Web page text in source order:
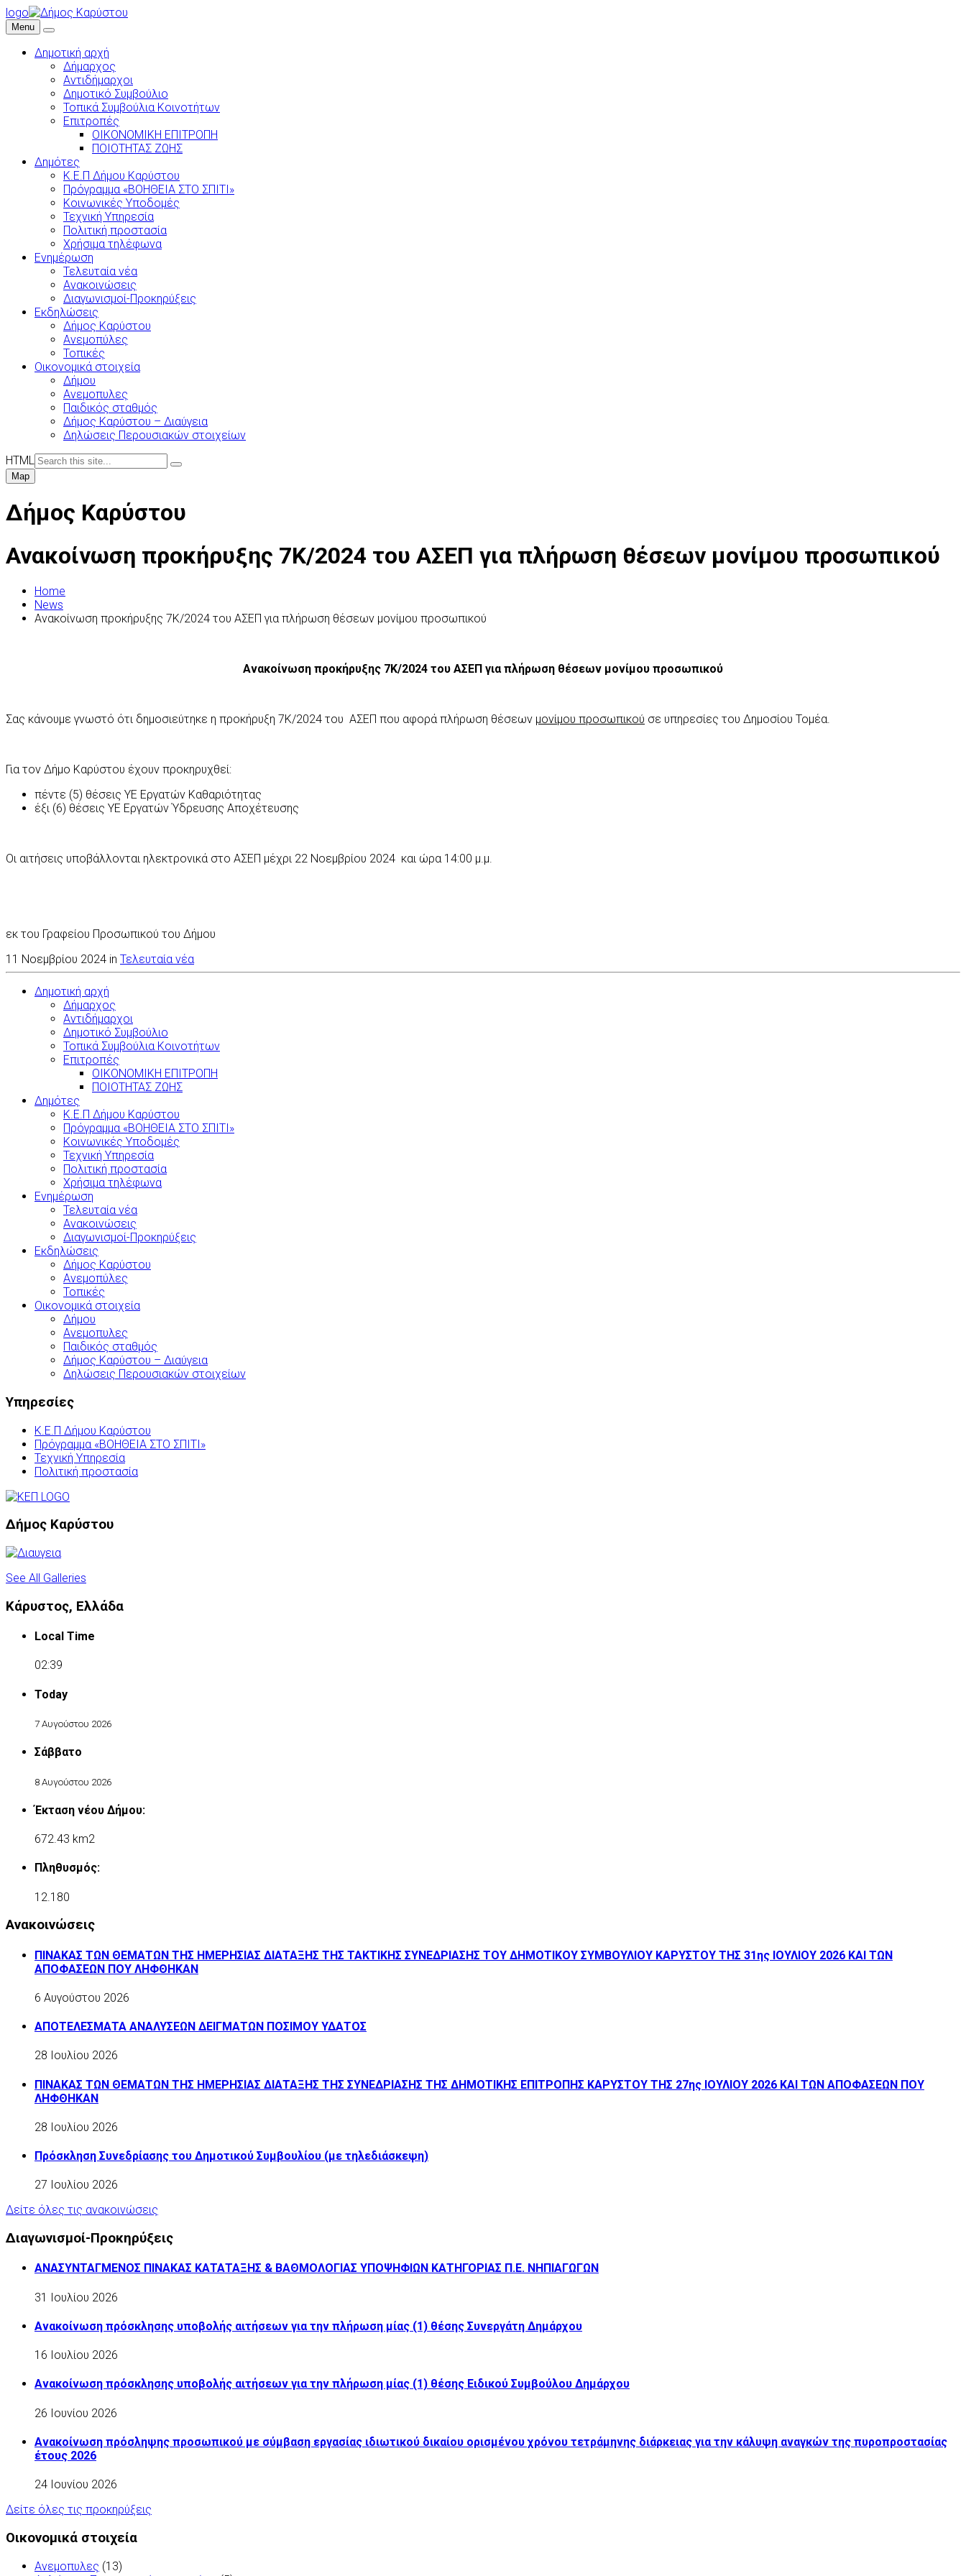
logo
Menu
Δημοτική αρχή
Δήμαρχος
Αντιδήμαρχοι
Δημοτικό Συμβούλιο
Τοπικά Συμβούλια Κοινοτήτων
Επιτροπές
ΟΙΚΟΝΟΜΙΚΗ ΕΠΙΤΡΟΠΗ
ΠΟΙΟΤΗΤΑΣ ΖΩΗΣ
Δημότες
Κ.Ε.Π Δήμου Καρύστου
Πρόγραμμα «ΒΟΗΘΕΙΑ ΣΤΟ ΣΠΙΤΙ»
Κοινωνικές Υποδομές
Τεχνική Υπηρεσία
Πολιτική προστασία
Χρήσιμα τηλέφωνα
Ενημέρωση
Τελευταία νέα
Ανακοινώσεις
Διαγωνισμοί-Προκηρύξεις
Εκδηλώσεις
Δήμος Καρύστου
Ανεμοπύλες
Τοπικές
Οικονομικά στοιχεία
Δήμου
Ανεμοπυλες
Παιδικός σταθμός
Δήμος Καρύστου – Διαύγεια
Δηλώσεις Περουσιακών στοιχείων
HTML
Map
Δήμος Καρύστου
Ανακοίνωση προκήρυξης 7Κ/2024 του ΑΣΕΠ για πλήρωση θέσεων μονίμου προσωπικού
Home
News
Ανακοίνωση προκήρυξης 7Κ/2024 του ΑΣΕΠ για πλήρωση θέσεων μονίμου προσωπικού
Ανακοίνωση προκήρυξης 7Κ/2024 του ΑΣΕΠ για πλήρωση θέσεων μονίμου προσωπικού
Σας κάνουμε γνωστό ότι δημοσιεύτηκε η προκήρυξη 7Κ/2024 του ΑΣΕΠ που αφορά πλήρωση θέσεων μονίμου προσωπικού σε υπηρεσίες του Δημοσίου Τομέα.
Για τον Δήμο Καρύστου έχουν προκηρυχθεί:
πέντε (5) θέσεις ΥΕ Εργατών Καθαριότητας
έξι (6) θέσεις ΥΕ Εργατών Ύδρευσης Αποχέτευσης
Οι αιτήσεις υποβάλλονται ηλεκτρονικά στο ΑΣΕΠ μέχρι 22 Νοεμβρίου 2024 και ώρα 14:00 μ.μ.
εκ του Γραφείου Προσωπικού του Δήμου
11 Νοεμβρίου 2024 in Τελευταία νέα
Δημοτική αρχή
Δήμαρχος
Αντιδήμαρχοι
Δημοτικό Συμβούλιο
Τοπικά Συμβούλια Κοινοτήτων
Επιτροπές
ΟΙΚΟΝΟΜΙΚΗ ΕΠΙΤΡΟΠΗ
ΠΟΙΟΤΗΤΑΣ ΖΩΗΣ
Δημότες
Κ.Ε.Π Δήμου Καρύστου
Πρόγραμμα «ΒΟΗΘΕΙΑ ΣΤΟ ΣΠΙΤΙ»
Κοινωνικές Υποδομές
Τεχνική Υπηρεσία
Πολιτική προστασία
Χρήσιμα τηλέφωνα
Ενημέρωση
Τελευταία νέα
Ανακοινώσεις
Διαγωνισμοί-Προκηρύξεις
Εκδηλώσεις
Δήμος Καρύστου
Ανεμοπύλες
Τοπικές
Οικονομικά στοιχεία
Δήμου
Ανεμοπυλες
Παιδικός σταθμός
Δήμος Καρύστου – Διαύγεια
Δηλώσεις Περουσιακών στοιχείων
Υπηρεσίες
Κ.Ε.Π Δήμου Καρύστου
Πρόγραμμα «ΒΟΗΘΕΙΑ ΣΤΟ ΣΠΙΤΙ»
Τεχνική Υπηρεσία
Πολιτική προστασία
Δήμος Καρύστου
See All Galleries
Κάρυστος, Ελλάδα
Local Time
02:39
Today
7 Αυγούστου 2026
Σάββατο
8 Αυγούστου 2026
Έκταση νέου Δήμου:
672.43 km2
Πληθυσμός:
12.180
Ανακοινώσεις
ΠΙΝΑΚΑΣ ΤΩΝ ΘΕΜΑΤΩΝ ΤΗΣ ΗΜΕΡΗΣΙΑΣ ΔΙΑΤΑΞΗΣ ΤΗΣ ΤΑΚΤΙΚΗΣ ΣΥΝΕΔΡΙΑΣΗΣ ΤΟΥ ΔΗΜΟΤΙΚΟΥ ΣΥΜΒΟΥΛΙΟΥ ΚΑΡΥΣΤΟΥ ΤΗΣ 31ης ΙΟΥΛΙΟΥ 2026 ΚΑΙ ΤΩΝ
ΑΠΟΦΑΣΕΩΝ ΠΟΥ ΛΗΦΘΗΚΑΝ
6 Αυγούστου 2026
ΑΠΟΤΕΛΕΣΜΑΤΑ ΑΝΑΛΥΣΕΩΝ ΔΕΙΓΜΑΤΩΝ ΠΟΣΙΜΟΥ ΥΔΑΤΟΣ
28 Ιουλίου 2026
ΠΙΝΑΚΑΣ ΤΩΝ ΘΕΜΑΤΩΝ ΤΗΣ ΗΜΕΡΗΣΙΑΣ ΔΙΑΤΑΞΗΣ ΤΗΣ ΣΥΝΕΔΡΙΑΣΗΣ ΤΗΣ ΔΗΜΟΤΙΚΗΣ ΕΠΙΤΡΟΠΗΣ ΚΑΡΥΣΤΟΥ ΤΗΣ 27ης ΙΟΥΛΙΟΥ 2026 ΚΑΙ ΤΩΝ ΑΠΟΦΑΣΕΩΝ ΠΟΥ
ΛΗΦΘΗΚΑΝ
28 Ιουλίου 2026
Πρόσκληση Συνεδρίασης του Δημοτικού Συμβουλίου (με τηλεδιάσκεψη)
27 Ιουλίου 2026
Δείτε όλες τις ανακοινώσεις
Διαγωνισμοί-Προκηρύξεις
ΑΝΑΣΥΝΤΑΓΜΕΝΟΣ ΠΙΝΑΚΑΣ ΚΑΤΑΤΑΞΗΣ & ΒΑΘΜΟΛΟΓΙΑΣ ΥΠΟΨΗΦΙΩΝ ΚΑΤΗΓΟΡΙΑΣ Π.Ε. ΝΗΠΙΑΓΩΓΩΝ
31 Ιουλίου 2026
Ανακοίνωση πρόσκλησης υποβολής αιτήσεων για την πλήρωση μίας (1) θέσης Συνεργάτη Δημάρχου
16 Ιουλίου 2026
Ανακοίνωση πρόσκλησης υποβολής αιτήσεων για την πλήρωση μίας (1) θέσης Ειδικού Συμβούλου Δημάρχου
26 Ιουνίου 2026
Ανακοίνωση πρόσληψης προσωπικού με σύμβαση εργασίας ιδιωτικού δικαίου ορισμένου χρόνου τετράμηνης διάρκειας για την κάλυψη αναγκών της πυροπροστασίας
έτους 2026
24 Ιουνίου 2026
Δείτε όλες τις προκηρύξεις
Οικονομικά στοιχεία
Ανεμοπυλες (13)